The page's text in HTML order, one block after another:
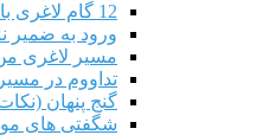
12 گام لاغری با ذهن
ورود به ضمیر
مسیر لاغری من (۱۰۰
تداووم در مسیر ۱۰۰ گام
گنج پنهان
شگفتی های